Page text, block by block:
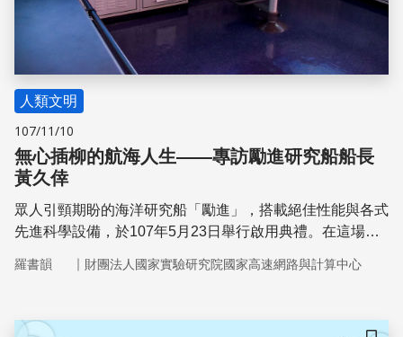
人類文明
107/11/10
無心插柳的航海人生——專訪勵進研究船船長
黃久倖
眾人引頸期盼的海洋研究船「勵進」，搭載絕佳性能與各式
先進科學設備，於107年5月23日舉行啟用典禮。在這場盛
船長，更成了媒體爭相採訪的「嬌」點。相信關注「勵進」
的女性，究竟是一位怎樣的人？她又是如何成為船長的呢？
羅書韻 ｜ 財團法人國家實驗研究院國家高速網路與計算中心